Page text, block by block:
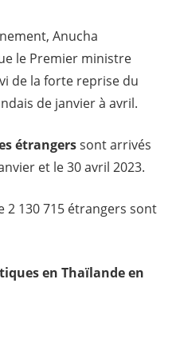
Anucha
le Premier ministre
de la forte reprise du
de janvier à avril.
étrangerssont arrivés
et le 30 avril 2023.
2 130 715 étrangers sont
en Thaïlande en